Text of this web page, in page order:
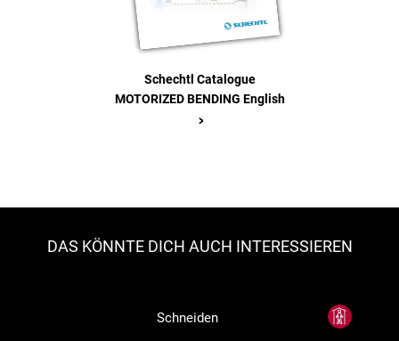
Schechtl Catalogue
MOTORIZED BENDING English
>
DAS KÖNNTE DICH AUCH INTERESSIEREN
Schneiden